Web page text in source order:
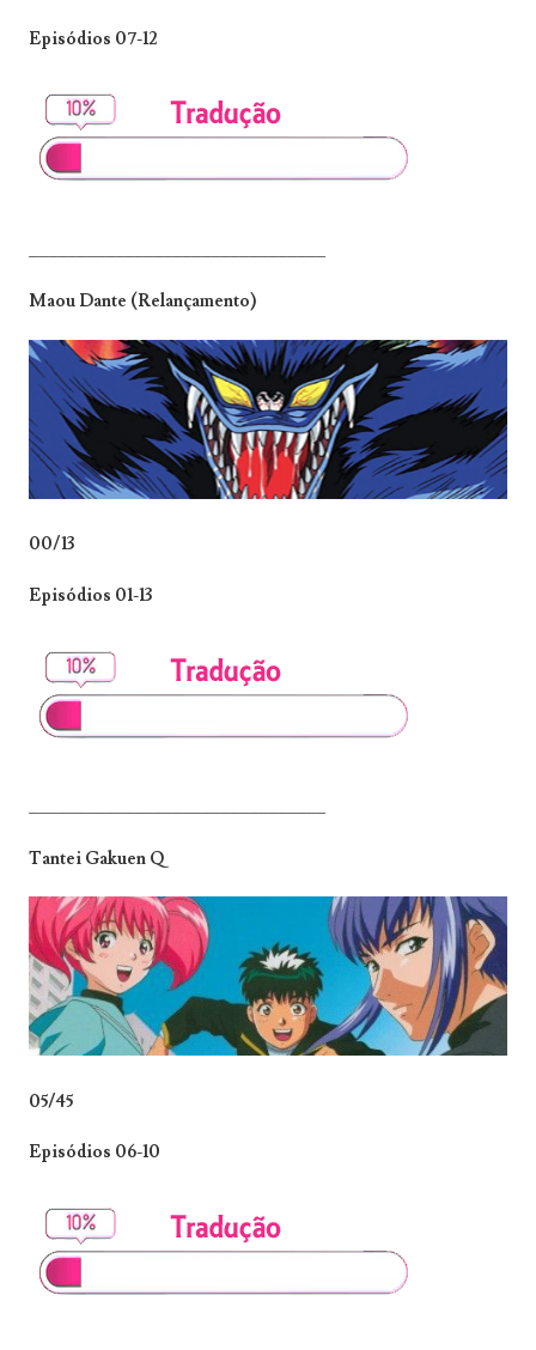
Episódios 07-12
Maou Dante (Relançamento)
00/13
Episódios 01-13
_______________________________
Tantei Gakuen Q
05/45
Episódios 06-10